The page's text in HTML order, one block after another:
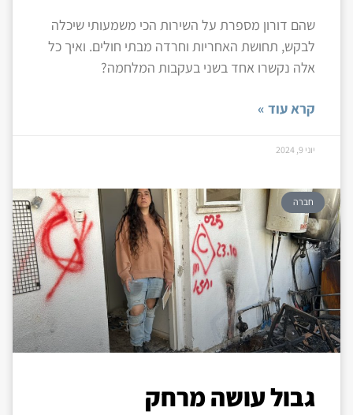
שהם דורון מספרת על השירות הכי משמעותי שיכלה
לבקש, תחושת האחריות וחרדה מבתי חולים. ואיך כל
אלה נקשרו אחד בשני בעקבות המלחמה?
קרא עוד »
יוני 9, 2024
חברה
גבול עושה מרחק